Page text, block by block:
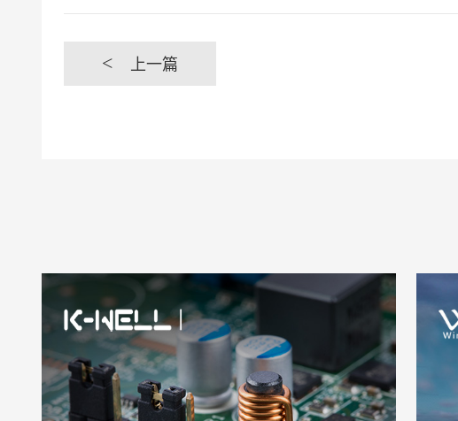
< 上一篇